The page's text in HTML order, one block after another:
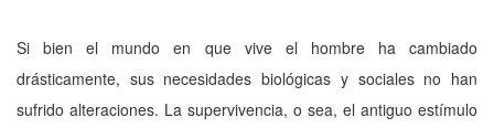
Si bien el mundo en que vive el hombre ha cambiado
drásticamente, sus necesidades biológicas y sociales no han
sufrido alteraciones. La supervivencia, o sea, el antiguo estímulo